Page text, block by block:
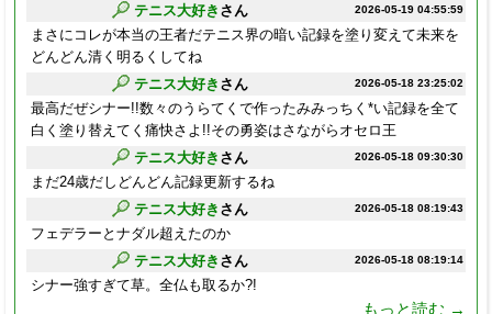
2026-05-19 04:55:59
テニス大好き さん
まさにコレが本当の王者だテニス界の暗い記録を塗り変えて未来を
どんどん清く明るくしてね
2026-05-18 23:25:02
テニス大好き さん
最高だぜシナー!!数々のうらてくで作ったみみっちく*い記録を全て
白く塗り替えてく痛快さよ!!その勇姿はさながらオセロ王
2026-05-18 09:30:30
テニス大好き さん
まだ24歳だしどんどん記録更新するね
2026-05-18 08:19:43
テニス大好き さん
フェデラーとナダル超えたのか
2026-05-18 08:19:14
テニス大好き さん
シナー強すぎて草。全仏も取るか?!
もっと読む →